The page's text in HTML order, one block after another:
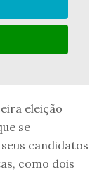
eleição
se
candidatos
como dois